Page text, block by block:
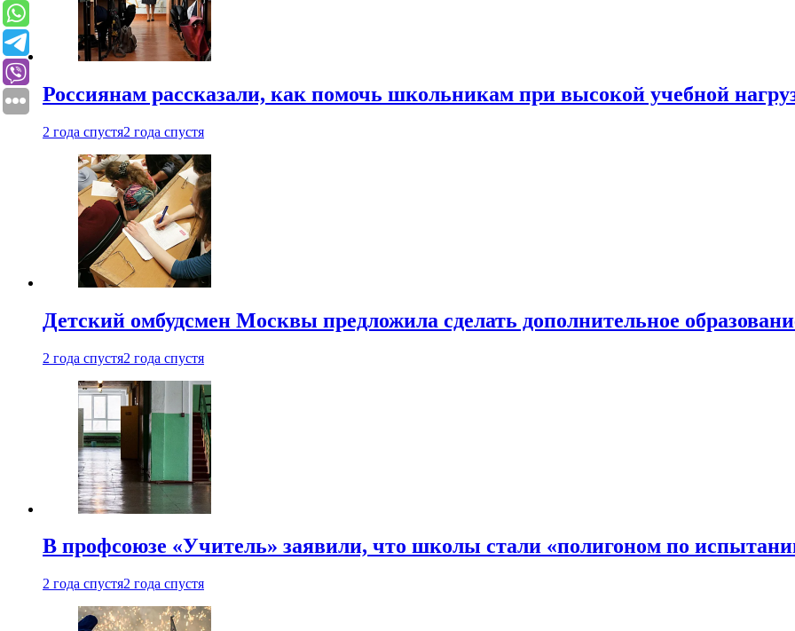
Россиянам рассказали, как помочь школьникам при высокой учебной
2 года спустя2 года спустя
Детский омбудсмен Москвы предложила сделать дополнительное
2 года спустя2 года спустя
В профсоюзе «Учитель» заявили, что школы стали «полигоном по
2 года спустя2 года спустя